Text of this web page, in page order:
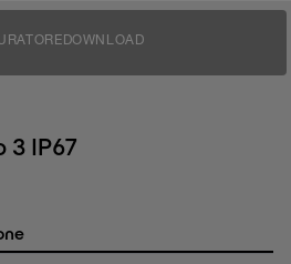
DOWNLOAD
3 IP67